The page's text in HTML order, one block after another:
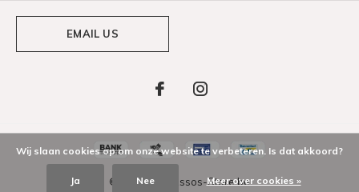
EMAIL US
© Copyright Assos-Store.be
Wij slaan cookies op om onze website te verbeteren. Is dat akkoord?
Ja Nee Meer over cookies »